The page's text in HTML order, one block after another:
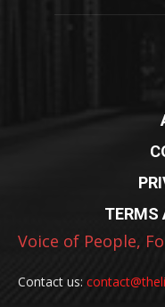
TERMS
Voice of People,
Contact us: